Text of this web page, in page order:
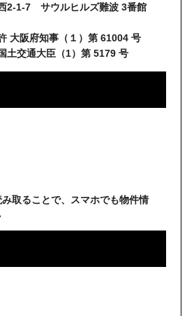
2-1-7 サウルヒルズ難波 3番館
大阪府知事（１）第 61004 号
土交通大臣（1）第 5179 号
取ることで、スマホでも物件情